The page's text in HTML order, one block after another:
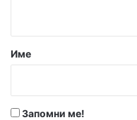
р
Име
Запомни ме!